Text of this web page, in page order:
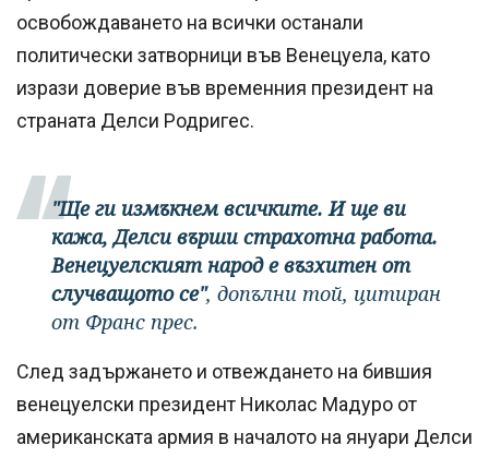
освобождаването на всички останали
политически затворници във Венецуела, като
изрази доверие във временния президент на
страната Делси Родригес.
"Ще ги измъкнем всичките. И ще ви
кажа, Делси върши страхотна работа.
Венецуелският народ е възхитен от
случващото се", допълни той, цитиран
от Франс прес.
След задържането и отвеждането на бившия
венецуелски президент Николас Мадуро от
американската армия в началото на януари Делси